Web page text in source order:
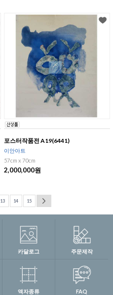
포스터작품전 A19(6441)
이안아트
57cm x 70cm
2,000,000원
13 14 15
카달로그 주문제작
액자종류 FAQ